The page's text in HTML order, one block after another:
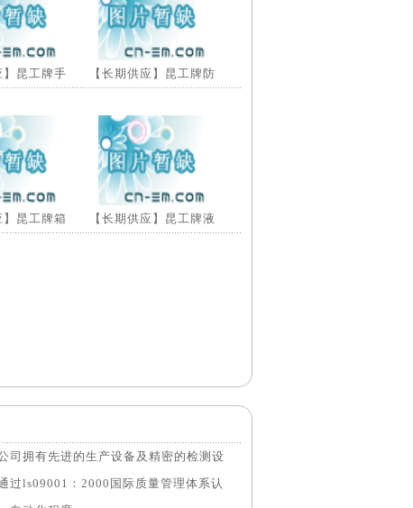
】昆工牌手 【长期供应】昆工牌防
】昆工牌箱 【长期供应】昆工牌液
司拥有先进的生产设备及精密的检测设
过ls09001：2000国际质量管理体系认